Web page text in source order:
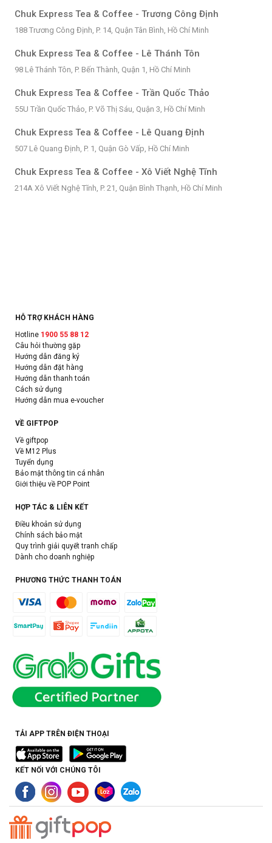
Chuk Express Tea & Coffee - Trương Công Định
188 Trương Công Định, P. 14, Quận Tân Bình, Hồ Chí Minh
Chuk Express Tea & Coffee - Lê Thánh Tôn
98 Lê Thánh Tôn, P. Bến Thành, Quận 1, Hồ Chí Minh
Chuk Express Tea & Coffee - Trần Quốc Thảo
55U Trần Quốc Thảo, P. Võ Thị Sáu, Quận 3, Hồ Chí Minh
Chuk Express Tea & Coffee - Lê Quang Định
507 Lê Quang Định, P. 1, Quận Gò Vấp, Hồ Chí Minh
Chuk Express Tea & Coffee - Xô Viết Nghệ Tĩnh
214A Xô Viết Nghệ Tĩnh, P. 21, Quận Bình Thạnh, Hồ Chí Minh
HỖ TRỢ KHÁCH HÀNG
Hotline 1900 55 88 12
Câu hỏi thường gặp
Hướng dẫn đăng ký
Hướng dẫn đặt hàng
Hướng dẫn thanh toán
Cách sử dụng
Hướng dẫn mua e-voucher
VỀ GIFTPOP
Về giftpop
Về M12 Plus
Tuyển dụng
Bảo mật thông tin cá nhân
Giới thiệu về POP Point
HỢP TÁC & LIÊN KẾT
Điều khoản sử dụng
Chính sách bảo mật
Quy trình giải quyết tranh chấp
Dành cho doanh nghiệp
PHƯƠNG THỨC THANH TOÁN
TẢI APP TRÊN ĐIỆN THOẠI
KẾT NỐI VỚI CHÚNG TÔI